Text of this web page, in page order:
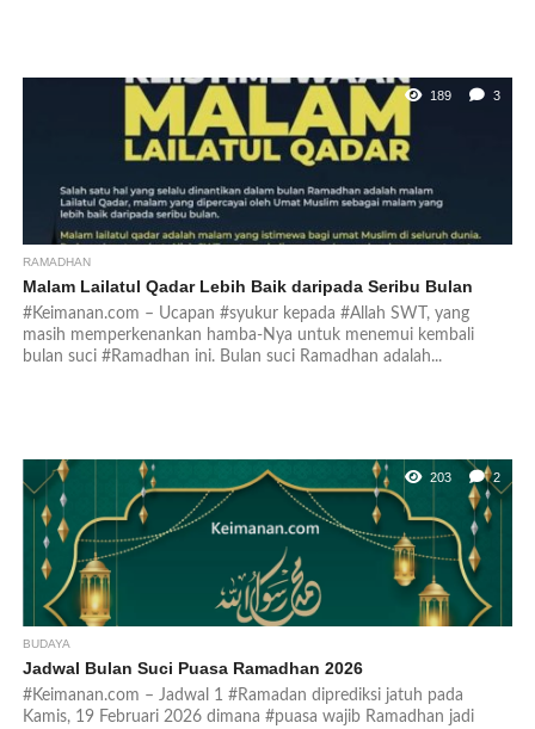
189 3
RAMADHAN
Malam Lailatul Qadar Lebih Baik daripada Seribu Bulan
#Keimanan.com – Ucapan #syukur kepada #Allah SWT, yang
masih memperkenankan hamba-Nya untuk menemui kembali
bulan suci #Ramadhan ini. Bulan suci Ramadhan adalah...
203 2
BUDAYA
Jadwal Bulan Suci Puasa Ramadhan 2026
#Keimanan.com – Jadwal 1 #Ramadan diprediksi jatuh pada
Kamis, 19 Februari 2026 dimana #puasa wajib Ramadhan jadi